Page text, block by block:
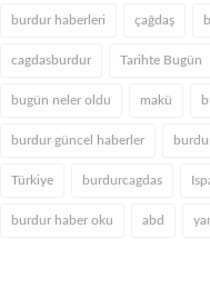
burdur haberleri çağdaş
cagdasburdur Tarihte Bugün
bugün neler oldu makü
burdur güncel haberler
Türkiye burdurcagdas
burdur haber oku abd